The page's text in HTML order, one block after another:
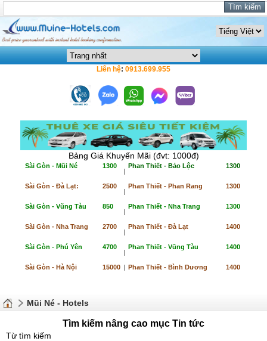
Liên hệ: 0913.699.955
Bảng Giá Khuyến Mãi (đvt: 1000đ)
Sài Gòn - Mũi Né 1300
|
Phan Thiết - Bảo Lộc 1300
Sài Gòn - Đà Lạt: 2500
|
Phan Thiết - Phan Rang 1300
Sài Gòn - Vũng Tàu 850
|
Phan Thiết - Nha Trang 1300
Sài Gòn - Nha Trang 2700
|
Phan Thiết - Đà Lạt 1400
Sài Gòn - Phú Yên 4700
|
Phan Thiết - Vũng Tàu 1400
Sài Gòn - Hà Nội 15000 | Phan Thiết - Bình Dương 1400
Mũi Né - Hotels
Tìm kiếm nâng cao mục Tin tức
Từ tìm kiếm